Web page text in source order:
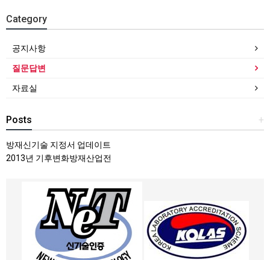
Category
공지사항
질문답변
자료실
+
Posts
방재신기술 지정서 업데이트
2013년 기후변화방재산업전